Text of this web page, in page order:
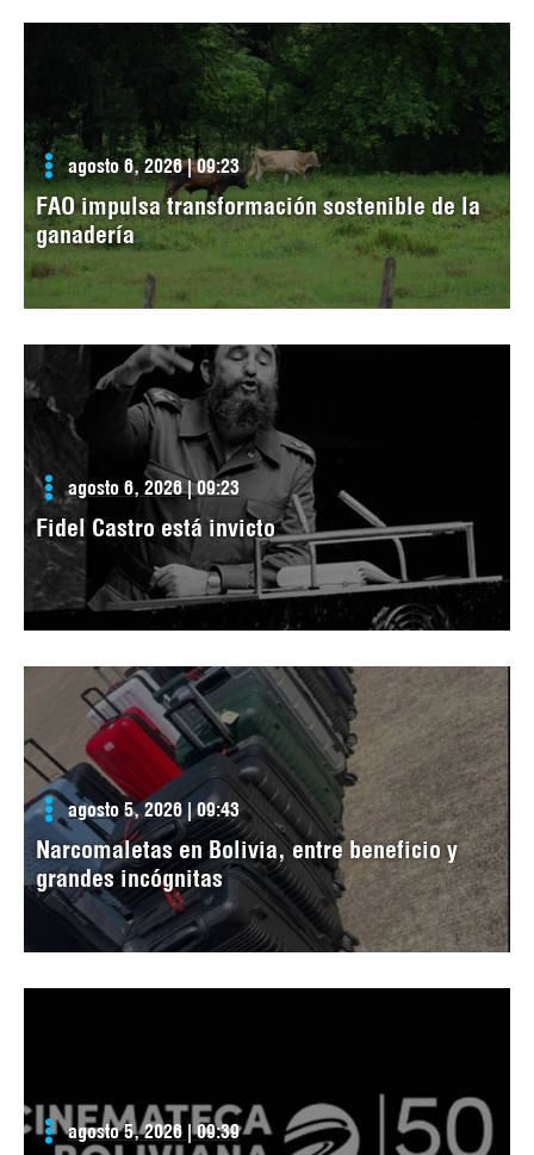
agosto 6, 2026 | 09:23
FAO impulsa transformación sostenible de la
ganadería
agosto 6, 2026 | 09:23
Fidel Castro está invicto
agosto 5, 2026 | 09:43
Narcomaletas en Bolivia, entre beneficio y
grandes incógnitas
agosto 5, 2026 | 09:39